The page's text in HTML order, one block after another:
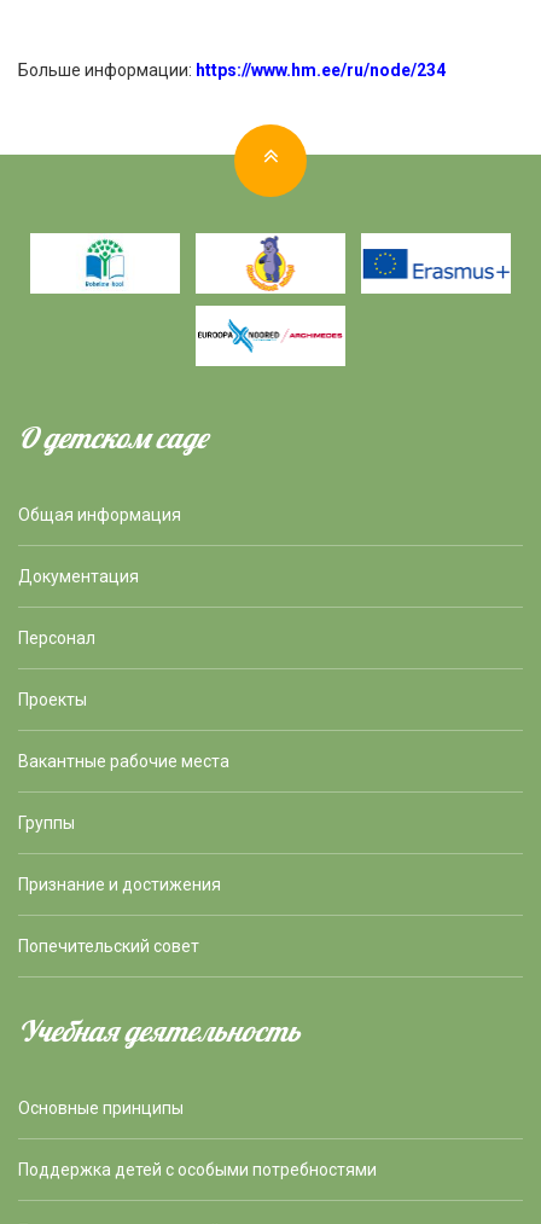
Больше информации: https://www.hm.ee/ru/node/234
О детском саде
Общая информация
Документация
Персонал
Проекты
Вакантные рабочие места
Группы
Признание и достижения
Попечительский совет
Учебная деятельность
Основные принципы
Поддержка детей с особыми потребностями